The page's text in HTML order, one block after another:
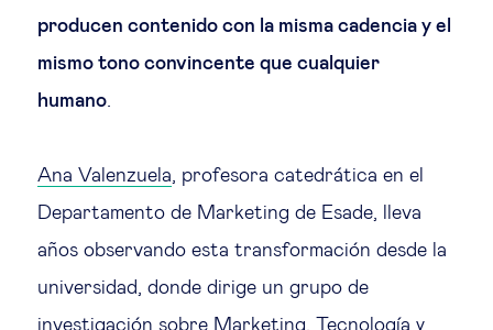
Gestión pública
Ética empresarial
Sobre nosotros
Insights & knowledge by
producen contenido con la misma cadencia y el
mismo tono convincente que cualquier
humano.
Ana Valenzuela, profesora catedrática en el
Departamento de Marketing de Esade, lleva
años observando esta transformación desde la
universidad, donde dirige un grupo de
investigación sobre Marketing, Tecnología y